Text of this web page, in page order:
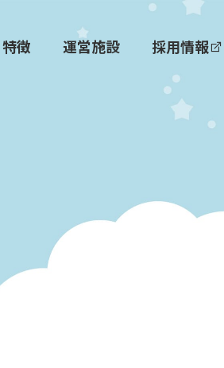
特徴 運営施設 採用情報